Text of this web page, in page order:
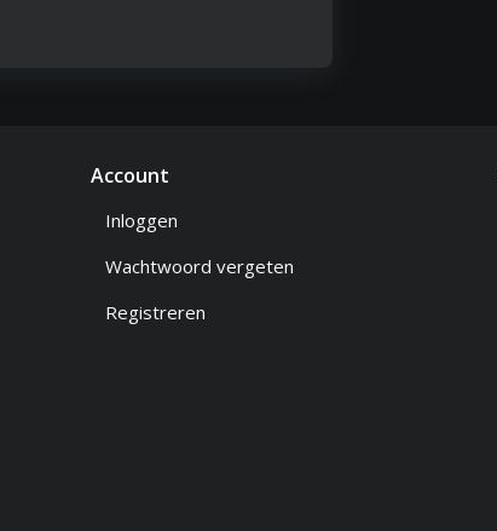
Account
Inloggen
Wachtwoord vergeten
Registreren